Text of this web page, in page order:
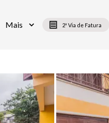
Mais 2ª Via de Fatura